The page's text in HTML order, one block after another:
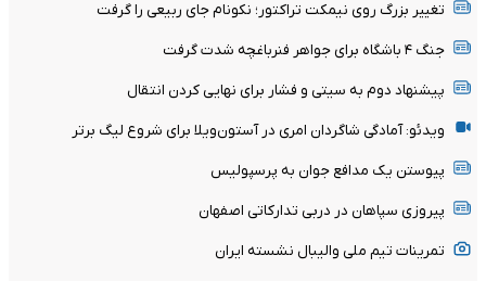
تغییر بزرگ روی نیمکت تراکتور؛ نکونام جای ربیعی را گرفت
جنگ ۴ باشگاه برای جواهر فنرباغچه شدت گرفت
پیشنهاد دوم به سیتی و فشار برای نهایی کردن انتقال
ویدئو: آمادگی شاگردان امری در آستون‌ویلا برای شروع لیگ برتر
پیوستن یک مدافع جوان به پرسپولیس
پیروزی سپاهان در دربی تدارکاتی اصفهان
تمرینات تیم ملی والیبال نشسته ایران